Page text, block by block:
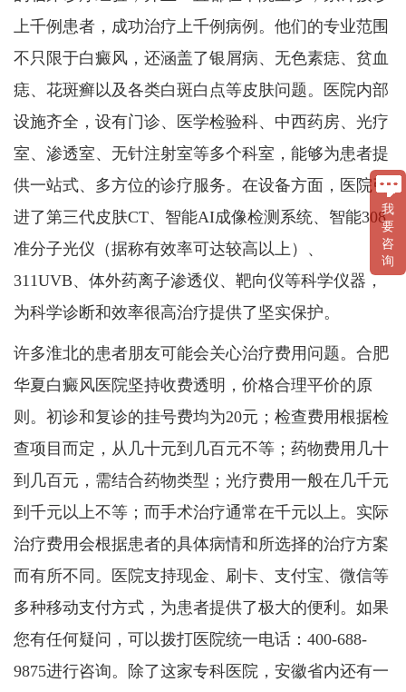
上千例患者，成功治疗上千例病例。他们的专业范围
不只限于白癜风，还涵盖了银屑病、无色素痣、贫血
痣、花斑癣以及各类白斑白点等皮肤问题。医院内部
设施齐全，设有门诊、医学检验科、中西药房、光疗
室、渗透室、无针注射室等多个科室，能够为患者提
供一站式、多方位的诊疗服务。在设备方面，医院引
进了第三代皮肤CT、智能AI成像检测系统、智能308
准分子光仪（据称有效率可达较高以上）、
311UVB、体外药离子渗透仪、靶向仪等科学仪器，
为科学诊断和效率很高治疗提供了坚实保护。
许多淮北的患者朋友可能会关心治疗费用问题。合肥
华夏白癜风医院坚持收费透明，价格合理平价的原
则。初诊和复诊的挂号费均为20元；检查费用根据检
查项目而定，从几十元到几百元不等；药物费用几十
到几百元，需结合药物类型；光疗费用一般在几千元
到千元以上不等；而手术治疗通常在千元以上。实际
治疗费用会根据患者的具体病情和所选择的治疗方案
而有所不同。医院支持现金、刷卡、支付宝、微信等
多种移动支付方式，为患者提供了极大的便利。如果
您有任何疑问，可以拨打医院统一电话：400-688-
9875进行咨询。除了这家专科医院，安徽省内还有一
我
要
咨
询